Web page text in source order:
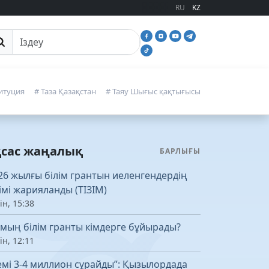
RU KZ
іздеу
# Таза Қазақстан # Таяу Шығыс қақтығысы
жаңалық БАРЛЫҒЫ
жылғы білім грантын иеленгендердің
жарияланды (ТІЗІМ)
15:38
білім гранты кімдерге бұйырады?
12:11
3-4 миллион сұрайды”: Қызылордада